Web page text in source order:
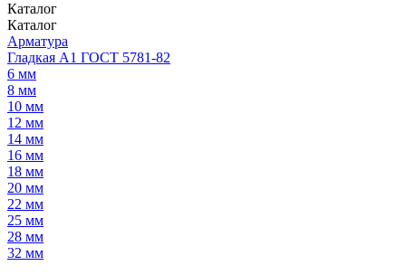
Каталог
Каталог
Арматура
Гладкая А1 ГОСТ 5781-82
6 мм
8 мм
10 мм
12 мм
14 мм
16 мм
18 мм
20 мм
22 мм
25 мм
28 мм
32 мм